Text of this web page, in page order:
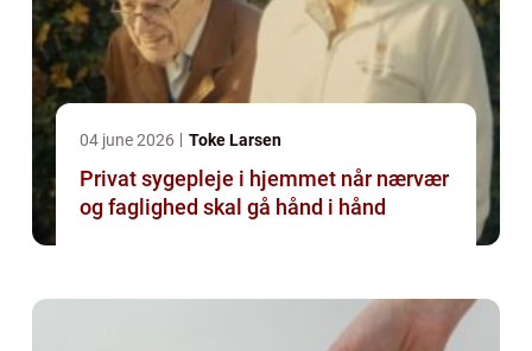
04 june 2026 Toke Larsen
Privat sygepleje i hjemmet når nærvær
og faglighed skal gå hånd i hånd